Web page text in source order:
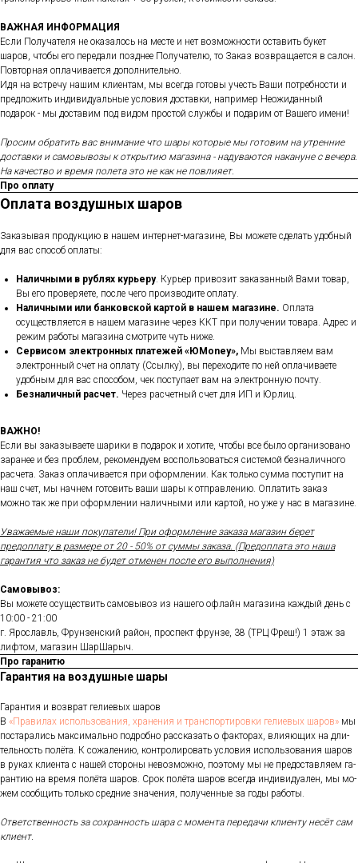
ВАЖНАЯ ИНФОРМАЦИЯ
Если Получателя не оказалось на месте и нет возможности оставить букет
шаров, чтобы его передали позднее Получателю, то Заказ возвращается в салон.
Повторная оплачивается дополнительно.
Идя на встречу нашим клиентам, мы всегда готовы учесть Ваши потребности и
предложить индивидуальные условия доставки, например Неожиданный
подарок - мы доставим под видом простой службы и подарим от Вашего имени!
Просим обратить вас внимание что шары которые мы готовим на утренние
доставки и самовывозы к открытию магазина - надуваются накануне с вечера.
На качество и время полета это не как не повлияет.
Про оплату
Оплата воздушных шаров
Заказывая продукцию в нашем интернет-магазине, Вы можете сделать удобный
для вас способ оплаты:
Наличными в рублях курьеру. Курьер привозит заказанный Вами товар,
Вы его проверяете, после чего производите оплату.
Наличными или банковской картой в нашем магазине. Оплата
осуществляется в нашем магазине через ККТ при получении товара. Адрес и
режим работы магазина смотрите чуть ниже.
Сервисом электронных платежей «ЮMoney», Мы выставляем вам
электронный счет на оплату (Ссылку), вы переходите по ней оплачиваете
удобным для вас способом, чек поступает вам на электронную почту.
Безналичный расчет. Через расчетный счет для ИП и Юрлиц.
ВАЖНО!
Если вы заказываете шарики в подарок и хотите, чтобы все было организовано
заранее и без проблем, рекомендуем воспользоваться системой безналичного
расчета. Заказ оплачивается при оформлении. Как только сумма поступит на
наш счет, мы начнем готовить ваши шары к отправлению. Оплатить заказ
можно так же при оформлении наличными или картой, но уже у нас в магазине.
Уважаемые наши покупатели! При оформление заказа магазин берет
предоплату в размере от 20 - 50% от суммы заказа. (Предоплата это наша
гарантия что заказ не будет отменен после его выполнения)
Самовывоз:
Вы можете осуществить самовывоз из нашего офлайн магазина каждый день с
10:00 - 21:00
г. Ярославль, Фрунзенский район, проспект фрунзе, 38 (ТРЦ Фреш!) 1 этаж за
лифтом, магазин ШарШарыч.
Про гаранитю
Гарантия на воздушные шары
Га­ран­тия и воз­врат ге­ли­евых ша­ров
В «Пра­ви­лах ис­поль­зо­ва­ния, хра­не­ния и тран­спор­ти­ров­ки ге­ли­евых ша­ров» мы
пос­та­рались мак­си­маль­но под­робно рас­ска­зать о фак­то­рах, вли­яющих на дли­
тель­ность по­лёта. К со­жале­нию, кон­тро­лиро­вать ус­ло­вия ис­поль­зо­вания ша­ров
в ру­ках кли­ен­та с на­шей сто­роны не­воз­можно, по­это­му мы не пре­дос­тавля­ем га­
ран­тию на вре­мя по­лёта ша­ров. Срок по­лёта ша­ров всег­да ин­ди­виду­ален, мы мо­
жем со­об­щить толь­ко сред­ние зна­чения, по­лучен­ные за го­ды ра­боты.
От­ветс­твен­ность за сох­ранность ша­ра с мо­мен­та пе­реда­чи кли­ен­ту не­сёт сам
кли­ент.